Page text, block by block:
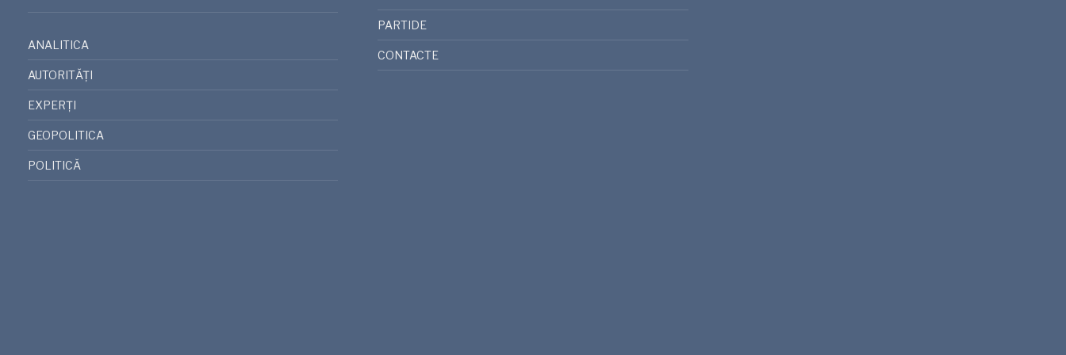
ANALITICA
AUTORITĂȚI
EXPERȚI
GEOPOLITICA
POLITICĂ
PARTIDE
CONTACTE